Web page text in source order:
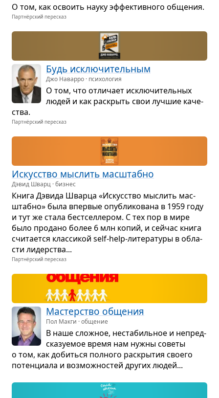
О том, как осво­ить науку эффек­тив­ного обще­ния.
Партнёрский пересказ
Будь исклю­чи­тель­ным
Джо Наварро · психология
О том, что отли­чает исклю­чи­тель­ных
людей и как рас­крыть свои луч­шие каче­
ства.
Партнёрский пересказ
Искус­ство мыс­лить мас­штабно
Дэвид Шварц · бизнес
Книга Дэвида Шварца «Искус­ство мыс­лить мас­
штабно» была впер­вые опуб­ли­ко­вана в 1959 году
и тут же стала бест­сел­ле­ром. С тех пор в мире
было про­дано более 6 млн копий, и сейчас книга
счи­та­ется клас­си­кой self-help-лите­ра­туры в обла­
сти лидер­ства...
Партнёрский пересказ
Мастер­ство обще­ния
Пол Макги · общение
В наше слож­ное, неста­биль­ное и непред­
ска­зу­е­мое время нам нужны советы
о том, как добиться пол­ного рас­кры­тия сво­его
потен­ци­ала и воз­мож­но­стей дру­гих людей...